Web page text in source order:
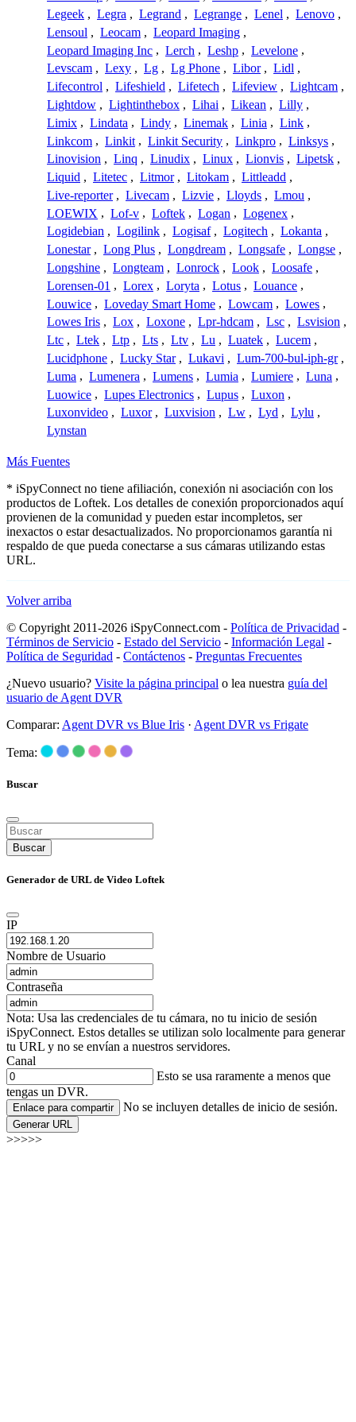
Legeek , Legra , Legrand , Legrange , Lenel , Lenovo ,
Lensoul , Leocam , Leopard Imaging ,
Leopard Imaging Inc , Lerch , Leshp , Levelone ,
Levscam , Lexy , Lg , Lg Phone , Libor , Lidl ,
Lifecontrol , Lifeshield , Lifetech , Lifeview , Lightcam ,
Lightdow , Lightinthebox , Lihai , Likean , Lilly ,
Limix , Lindata , Lindy , Linemak , Linia , Link ,
Linkcom , Linkit , Linkit Security , Linkpro , Linksys ,
Linovision , Linq , Linudix , Linux , Lionvis , Lipetsk ,
Liquid , Litetec , Litmor , Litokam , Littleadd ,
Live-reporter , Livecam , Lizvie , Lloyds , Lmou ,
LOEWIX , Lof-v , Loftek , Logan , Logenex ,
Logidebian , Logilink , Logisaf , Logitech , Lokanta ,
Lonestar , Long Plus , Longdream , Longsafe , Longse ,
Longshine , Longteam , Lonrock , Look , Loosafe ,
Lorensen-01 , Lorex , Loryta , Lotus , Louance ,
Louwice , Loveday Smart Home , Lowcam , Lowes ,
Lowes Iris , Lox , Loxone , Lpr-hdcam , Lsc , Lsvision ,
Ltc , Ltek , Ltp , Lts , Ltv , Lu , Luatek , Lucem ,
Lucidphone , Lucky Star , Lukavi , Lum-700-bul-iph-gr ,
Luma , Lumenera , Lumens , Lumia , Lumiere , Luna ,
Luowice , Lupes Electronics , Lupus , Luxon ,
Luxonvideo , Luxor , Luxvision , Lw , Lyd , Lylu ,
Lynstan
Más Fuentes
* iSpyConnect no tiene afiliación, conexión ni asociación con los
productos de Loftek. Los detalles de conexión proporcionados aquí
provienen de la comunidad y pueden estar incompletos, ser
inexactos o estar desactualizados. No proporcionamos garantía ni
respaldo de que pueda conectarse a sus cámaras utilizando estas
URL.
Volver arriba
© Copyright 2011-2026 iSpyConnect.com - Política de Privacidad -
Términos de Servicio - Estado del Servicio - Información Legal -
Política de Seguridad - Contáctenos - Preguntas Frecuentes
¿Nuevo usuario? Visite la página principal o lea nuestra guía del
usuario de Agent DVR
Comparar: Agent DVR vs Blue Iris · Agent DVR vs Frigate
Tema:
Buscar
Buscar
Generador de URL de Video Loftek
IP
Nombre de Usuario
Contraseña
Nota: Usa las credenciales de tu cámara, no tu inicio de sesión
iSpyConnect. Estos detalles se utilizan solo localmente para generar
tu URL y no se envían a nuestros servidores.
Canal
Esto se usa raramente a menos que
tengas un DVR.
Enlace para compartir No se incluyen detalles de inicio de sesión.
Generar URL
>>>>>